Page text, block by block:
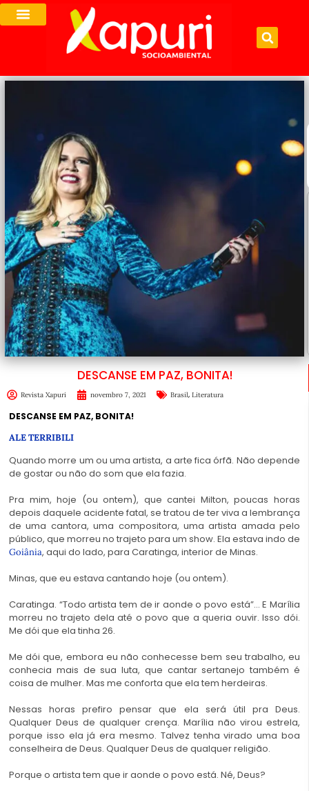
DESCANSE EM PAZ, BONITA!
Revista Xapuri novembro 7, 2021 Brasil, Literatura
DESCANSE EM PAZ, BONITA!
ALE TERRIBILI
Quando morre um ou uma artista, a arte fica órfã. Não depende
de gostar ou não do som que ela fazia.
Pra mim, hoje (ou ontem), que cantei Milton, poucas horas
depois daquele acidente fatal, se tratou de ter viva a lembrança
de uma cantora, uma compositora, uma artista amada pelo
público, que morreu no trajeto para um show. Ela estava indo de
Goiânia, aqui do lado, para Caratinga, interior de Minas.
Minas, que eu estava cantando hoje (ou ontem).
Caratinga. “Todo artista tem de ir aonde o povo está”… E Marília
morreu no trajeto dela até o povo que a queria ouvir. Isso dói.
Me dói que ela tinha 26.
Me dói que, embora eu não conhecesse bem seu trabalho, eu
conhecia mais de sua luta, que cantar sertanejo também é
coisa de mulher. Mas me conforta que ela tem herdeiras.
Nessas horas prefiro pensar que ela será útil pra Deus.
Qualquer Deus de qualquer crença. Marília não virou estrela,
porque isso ela já era mesmo. Talvez tenha virado uma boa
conselheira de Deus. Qualquer Deus de qualquer religião.
Porque o artista tem que ir aonde o povo está. Né, Deus?